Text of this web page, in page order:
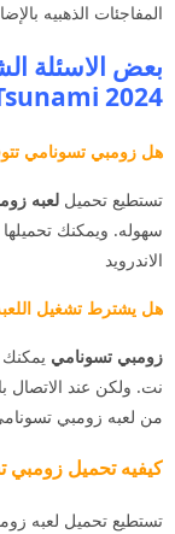
المفاجئات الذهبيه
بعض الاسئلة
2024 Zombie Tsunami
هل زومبي تسونامي
تستطيع تحميل لعبه
سهوله. ويمكنك
الاندرويد
هل يشترط تشغيل
زومبي تسونامي يمكنك
نت. ولكن عند الاتصال
من لعبه زومبي
كيفيه تحميل زومبي
تستطيع تحميل لعبه